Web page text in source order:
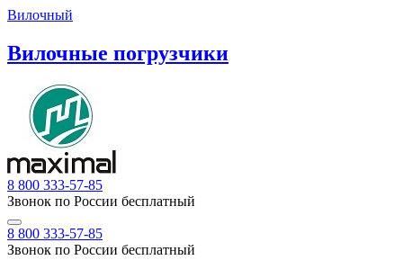
Вилочный
Вилочные погрузчики
8 800 333-57-85
Звонок по России бесплатный
8 800 333-57-85
Звонок по России бесплатный